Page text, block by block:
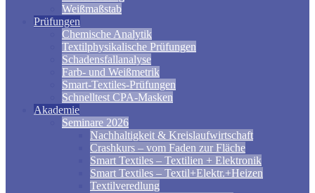
Weißmaßstab
Prüfungen
Chemische Analytik
Textilphysikalische Prüfungen
Schadensfallanalyse
Farb- und Weißmetrik
Smart-Textiles-Prüfungen
Schnelltest CPA-Masken
Akademie
Seminare 2026
Nachhaltigkeit & Kreislaufwirtschaft
Crashkurs – vom Faden zur Fläche
Smart Textiles – Textilien + Elektronik
Smart Textiles – Textil+Elektr.+Heizen
Textilveredlung